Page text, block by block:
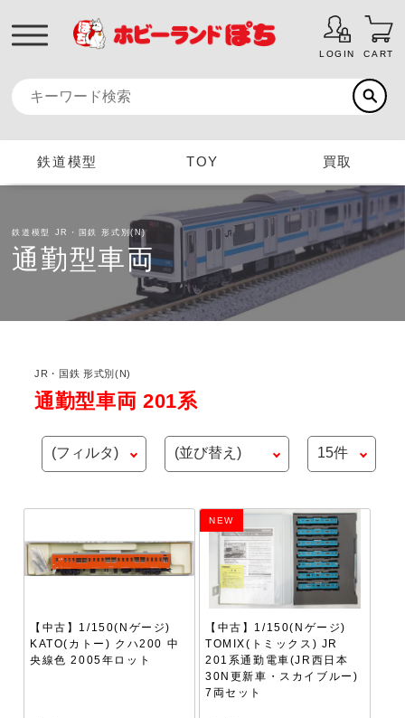
LOGIN CART
鉄道模型 TOY 買取
鉄道模型 JR・国鉄 形式別(N)
通勤型車両
JR・国鉄 形式別(N)
通勤型車両 201系
【中古】1/150(Nゲージ)
KATO(カトー) クハ200 中
央線色 2005年ロット
NEW
【中古】1/150(Nゲージ)
TOMIX(トミックス) JR
201系通勤電車(JR西日本
30N更新車・スカイブルー)
7両セット